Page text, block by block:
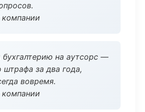
на аутсорс —
штрафа за два года,
вовремя.